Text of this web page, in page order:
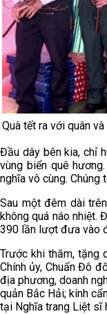
Quà tết ra với quân
Đầu dây bên kia, chỉ
vùng biển quê
nghĩa vô cùng. Chúng
Sau một đêm dài
không quá náo nhiệt.
390 lần lượt đưa vào
Trước khi thăm, tặng
Chính ủy, Chuẩn Đô
địa phương, doanh
quản Bắc Hải; kính
tại Nghĩa trang Liệt sĩ